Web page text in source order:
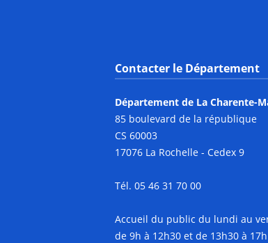
Contacter le Département
Département de La Charente-
85 boulevard de la république
CS 60003
17076 La Rochelle - Cedex 9
Tél. 05 46 31 70 00
Accueil du public du lundi au
de 9h à 12h30 et de 13h30 à 17h